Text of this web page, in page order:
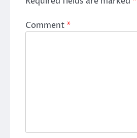
Comment*